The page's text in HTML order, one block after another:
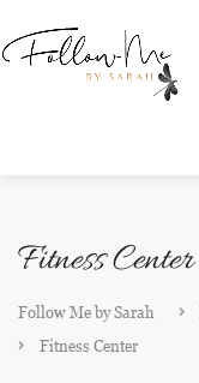
Fitness Center
Follow Me by Sarah
Fitness Center